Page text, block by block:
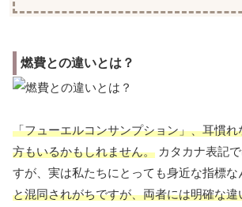
燃費との違いとは？
「フューエルコンサンプション」、耳慣
方もいるかもしれません。 カタカナ表記
すが、実は私たちにとっても身近な指標な
と混同されがちですが、両者には明確な